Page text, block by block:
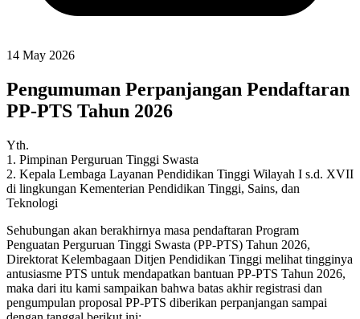
14 May 2026
Pengumuman Perpanjangan Pendaftaran
PP-PTS Tahun 2026
Yth.
1. Pimpinan Perguruan Tinggi Swasta
2. Kepala Lembaga Layanan Pendidikan Tinggi Wilayah I s.d. XVII
di lingkungan Kementerian Pendidikan Tinggi, Sains, dan
Teknologi
Sehubungan akan berakhirnya masa pendaftaran Program
Penguatan Perguruan Tinggi Swasta (PP-PTS) Tahun 2026,
Direktorat Kelembagaan Ditjen Pendidikan Tinggi melihat tingginya
antusiasme PTS untuk mendapatkan bantuan PP-PTS Tahun 2026,
maka dari itu kami sampaikan bahwa batas akhir registrasi dan
pengumpulan proposal PP-PTS diberikan perpanjangan sampai